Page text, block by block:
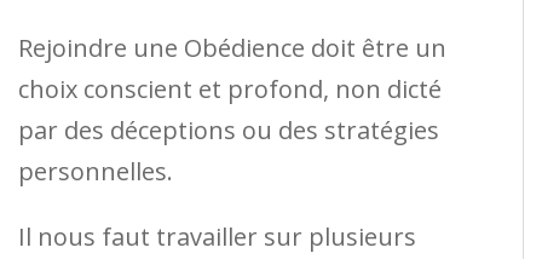
Rejoindre une Obédience doit être un
choix conscient et profond, non dicté
par des déceptions ou des stratégies
personnelles.
Il nous faut travailler sur plusieurs